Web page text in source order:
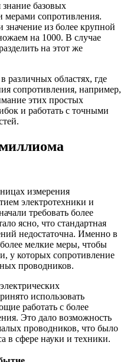
знание базовых
сопротивления.
из более крупной
на 1000. В случае
на этот же
различных областях, где
сопротивления, например,
этих простых
и работать с точными
измерения
электротехники и
требовать более
ясно, что стандартная
недостаточна. Именно в
мелкие меры, чтобы
у которых сопротивление
проводников.
использовать
работать с более
Это дало возможность
проводников, что было
в сфере науки и техники.